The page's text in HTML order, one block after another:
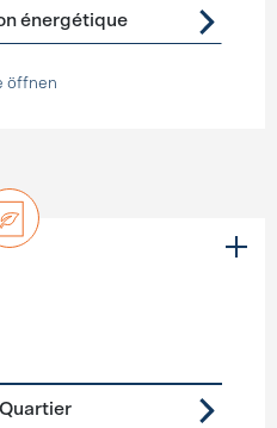
énergétique
öffnen